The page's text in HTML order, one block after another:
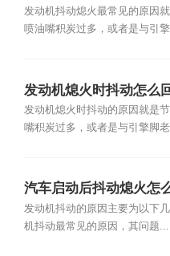
发动机抖动熄火最常见的原因
喷油嘴积炭过多，或者是与引
发动机熄火时抖动怎么
发动机熄火时抖动的原因就是
嘴积炭过多，或者是与引擎脚
汽车启动后抖动熄火怎
发动机抖动的原因主要为以下
机抖动最常见的原因，其问题...